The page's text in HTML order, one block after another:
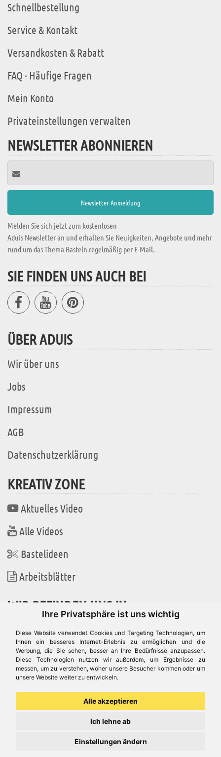
Ihre Privatsphäre ist uns wichtig
Diese Website verwendet Cookies und Targeting Technologien, um
Ihnen ein besseres Internet-Erlebnis zu ermöglichen und die
Werbung, die Sie sehen, besser an Ihre Bedürfnisse anzupassen.
Diese Technologien nutzen wir außerdem, um Ergebnisse zu
messen, um zu verstehen, woher unsere Besucher kommen oder um
unsere Website weiter zu entwickeln.
Alle akzeptieren
Ich lehne ab
Einstellungen ändern
Schnellbestellung
Service & Kontakt
Versandkosten & Rabatt
FAQ - Häufige Fragen
Mein Konto
Privateinstellungen verwalten
NEWSLETTER ABONNIEREN
Melden Sie sich jetzt zum kostenlosen
Aduis Newsletter an und erhalten Sie Neuigkeiten, Angebote und mehr
rund um das Thema Basteln regelmäßig per E-Mail.
SIE FINDEN UNS AUCH BEI
ÜBER ADUIS
Wir über uns
Jobs
Impressum
AGB
Datenschutzerklärung
KREATIV ZONE
Aktuelles Video
Alle Videos
Bastelideen
Arbeitsblätter
WIR BEFINDEN UNS IN
Es gibt uns auch in
© Aduis 1996 - 2026